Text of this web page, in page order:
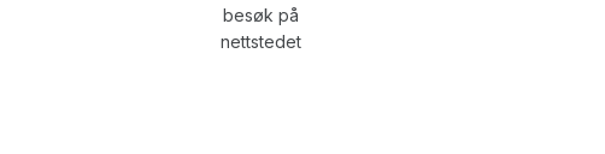
besøk på
nettstedet